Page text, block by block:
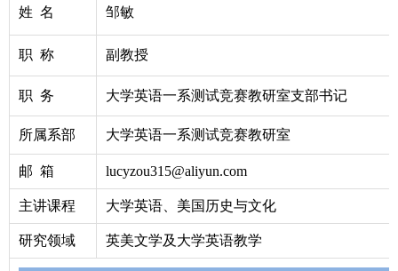
姓 名 邹敏
职 称 副教授
职 务 大学英语一系测试竞赛教研室支部书记
所属系部 大学英语一系测试竞赛教研室
邮 箱 lucyzou315@aliyun.com
主讲课程 大学英语、美国历史与文化
研究领域 英美文学及大学英语教学